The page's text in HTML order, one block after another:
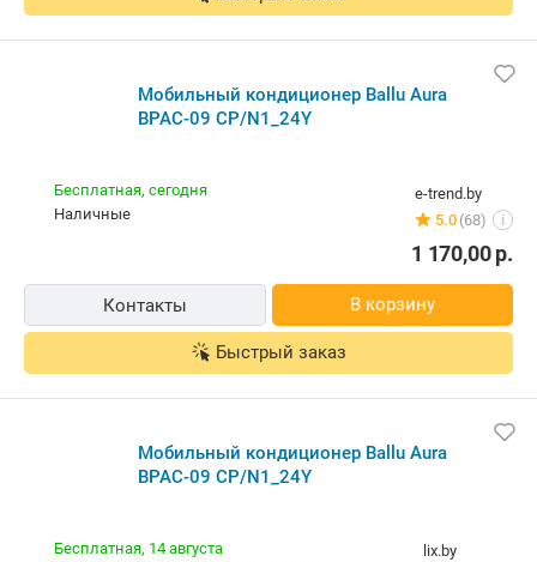
Мобильный кондиционер Ballu Aura
BPAC-09 CP/N1_24Y
e-trend.by
5.0 (68) i
Бесплатная, сегодня
наличные
1 170,00р.
Контакты В корзину
Быстрый заказ
Мобильный кондиционер Ballu Aura
BPAC-09 CP/N1_24Y
lix.by
Бесплатная, 14 августа